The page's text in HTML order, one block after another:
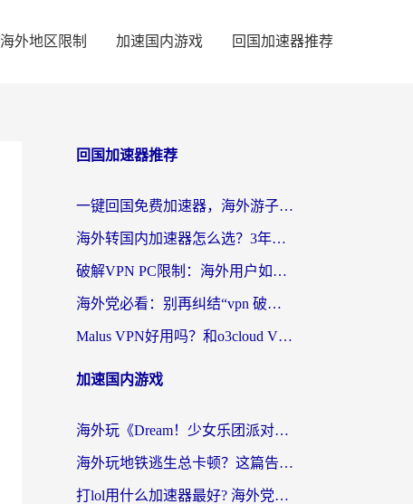
海外地区限制 加速国内游戏 回国加速器推荐
回国加速器推荐
一键回国免费加速器，海外游子的数字归乡路
海外转国内加速器怎么选？3年海外党亲测指南，无缝刷剧玩游戏不再难
破解VPN PC限制：海外用户如何选择回国加速器实现无缝访问国内资源
海外党必看：别再纠结“vpn 破解”，这样选回国加速器才能真正无缝访问国内资源
Malus VPN好用吗？和o3cloud VPN对比哪个回国效果更好？
加速国内游戏
海外玩《Dream！少女乐团派对！》总卡顿？加速器到底能不能用？一篇指南解决你的国服游戏难题
海外玩地铁逃生总卡顿？这篇告诉你玩地铁逃生用什么加速器好,比较好
打lol用什么加速器最好? 海外党亲测3年的国服游戏加速终极攻略